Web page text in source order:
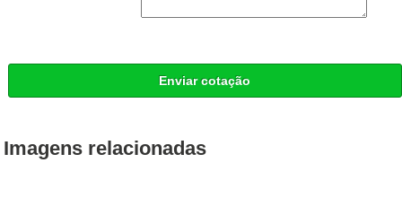
Enviar cotação
Imagens relacionadas